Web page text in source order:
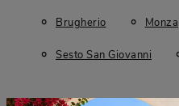
Brugherio Monza
Sesto San Giovanni